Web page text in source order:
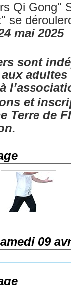
Qi Gong"
se
mai 2025
sont
et
Terre de
09